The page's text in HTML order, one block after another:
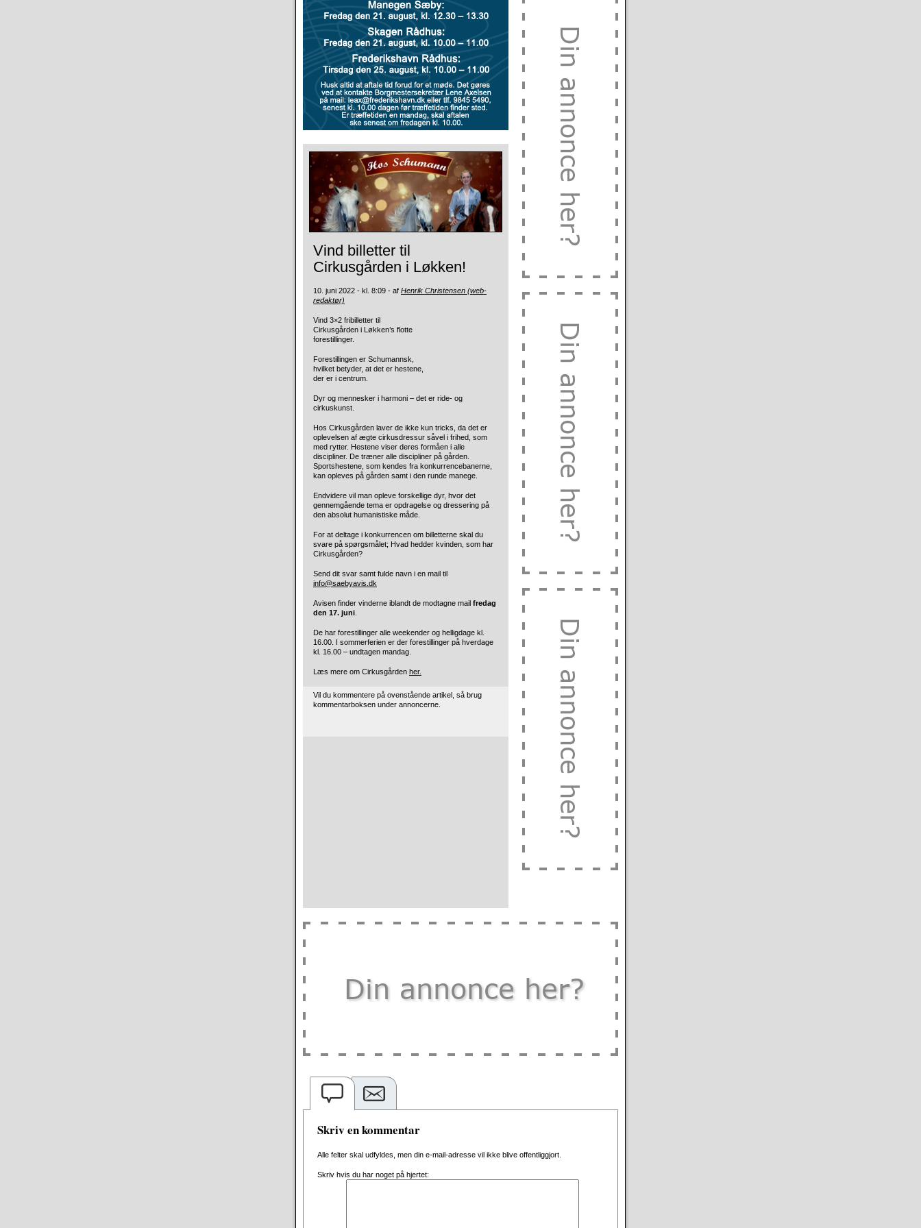
Vind billetter til
Cirkusgården i Løkken!
10. juni 2022 - kl. 8:09 - af Henrik Christensen (web-
redaktør)
Vind 3×2 fribilletter til
Cirkusgården i Løkken’s flotte
forestillinger.
Forestillingen er Schumannsk,
hvilket betyder, at det er hestene,
der er i centrum.
Dyr og mennesker i harmoni – det er ride- og
cirkuskunst.
Hos Cirkusgården laver de ikke kun tricks, da det er
oplevelsen af ægte cirkusdressur såvel i frihed, som
med rytter. Hestene viser deres formåen i alle
discipliner. De træner alle discipliner på gården.
Sportshestene, som kendes fra konkurrencebanerne,
kan opleves på gården samt i den runde manege.
Endvidere vil man opleve forskellige dyr, hvor det
gennemgående tema er opdragelse og dressering på
den absolut humanistiske måde.
For at deltage i konkurrencen om billetterne skal du
svare på spørgsmålet; Hvad hedder kvinden, som har
Cirkusgården?
Send dit svar samt fulde navn i en mail til
info@saebyavis.dk
Avisen finder vinderne iblandt de modtagne mail fredag
den 17. juni
De har forestillinger alle weekender og helligdage kl.
16.00. I sommerferien er der forestillinger på hverdage
kl. 16.00 – undtagen mandag.
Læs mere om Cirkusgården her.
Vil du kommentere på ovenstående artikel, så brug
kommentarboksen under annoncerne.
Skriv en kommentar
Alle felter skal udfyldes, men din e-mail-adresse vil ikke blive offentliggjort.
Skriv hvis du har noget på hjertet: